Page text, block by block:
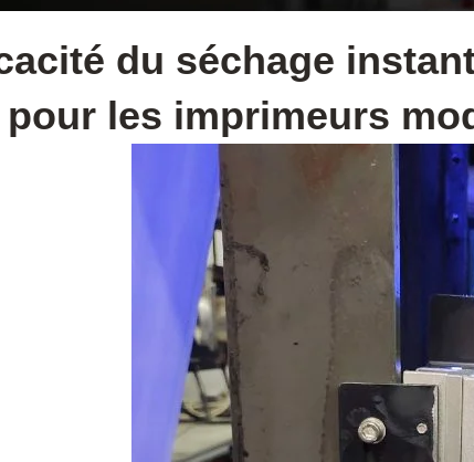
du séchage
les imprimeurs